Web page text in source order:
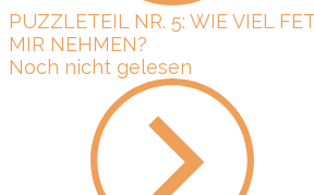
PUZZLETEIL NR. 5: WIE VIEL
MIR NEHMEN?
Noch nicht gelesen